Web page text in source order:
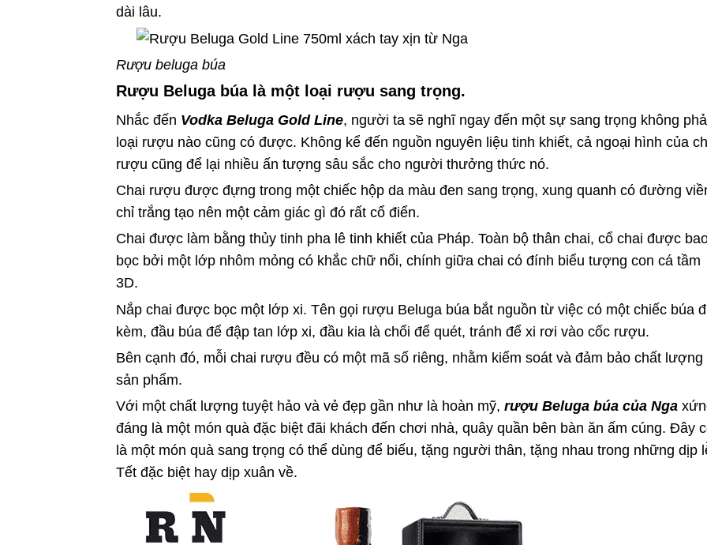
dài lâu.
Rượu beluga búa
Rượu Beluga búa là một loại rượu sang trọng.
Nhắc đến Vodka Beluga Gold Line, người ta sẽ nghĩ ngay đến một sự sang trọng không
loại rượu nào cũng có được. Không kể đến nguồn nguyên liệu tinh khiết, cả ngoại hình của
rượu cũng để lại nhiều ấn tượng sâu sắc cho người thưởng thức nó.
Chai rượu được đựng trong một chiếc hộp da màu đen sang trọng, xung quanh có đường
chỉ trắng tạo nên một cảm giác gì đó rất cổ điển.
Chai được làm bằng thủy tinh pha lê tinh khiết của Pháp. Toàn bộ thân chai, cổ chai được
bọc bởi một lớp nhôm mỏng có khắc chữ nổi, chính giữa chai có đính biểu tượng con cá tầm
3D.
Nắp chai được bọc một lớp xi. Tên gọi rượu Beluga búa bắt nguồn từ việc có một chiếc búa
kèm, đầu búa để đập tan lớp xi, đầu kia là chổi để quét, tránh để xi rơi vào cốc rượu.
Bên cạnh đó, mỗi chai rượu đều có một mã số riêng, nhằm kiểm soát và đảm bảo chất lượng
sản phẩm.
Với một chất lượng tuyệt hảo và vẻ đẹp gần như là hoàn mỹ, rượu Beluga búa của Nga
đáng là một món quà đặc biệt đãi khách đến chơi nhà, quây quần bên bàn ăn ấm cúng. Đây
là một món quà sang trọng có thể dùng để biếu, tặng người thân, tặng nhau trong những dịp
Tết đặc biệt hay dịp xuân về.